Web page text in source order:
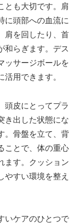
とも大切です。肩
に頭部への血流に
肩を回したり、首
和らぎます。デス
ッサージボールを
用できます。
頭皮にとってプラ
き出した状態にな
。骨盤を立て、背
ことで、体の重心
ます。クッション
やすい環境を整え
いケアのひとつで